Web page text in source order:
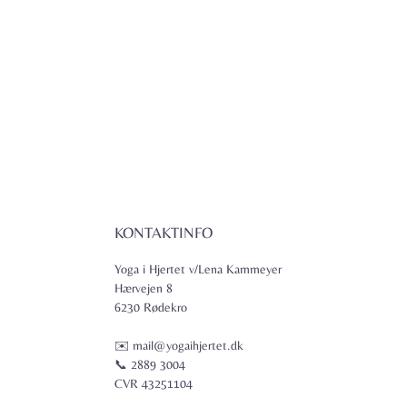
KONTAKTINFO
Yoga i Hjertet v/Lena Kammeyer
Hærvejen 8
6230 Rødekro
✉️ mail@yogaihjertet.dk
📞 2889 3004
CVR 43251104